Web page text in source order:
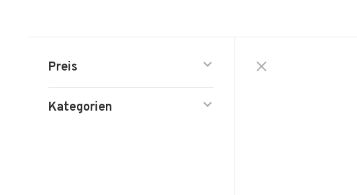
Preis
Kategorien